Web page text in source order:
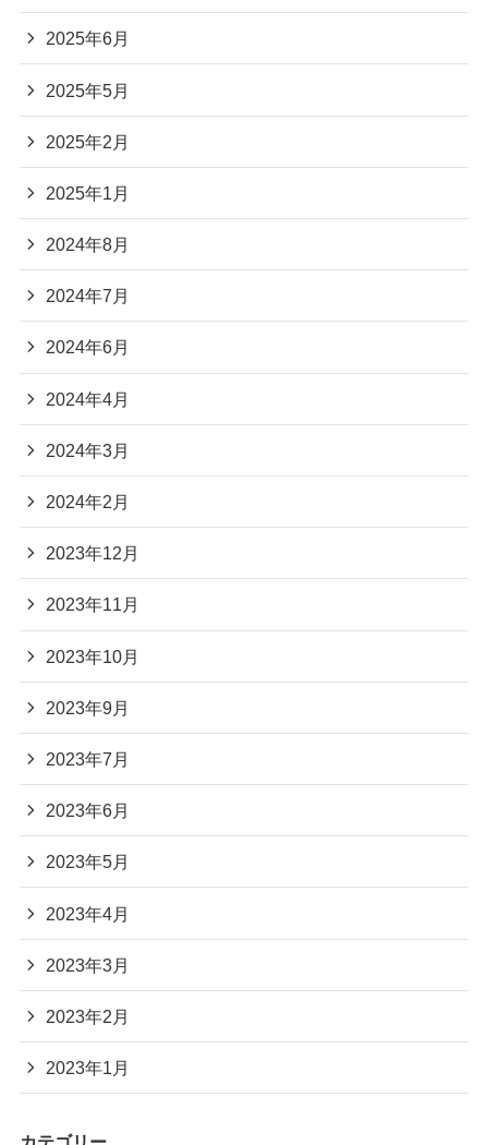
2025年6月
2025年5月
2025年2月
2025年1月
2024年8月
2024年7月
2024年6月
2024年4月
2024年3月
2024年2月
2023年12月
2023年11月
2023年10月
2023年9月
2023年7月
2023年6月
2023年5月
2023年4月
2023年3月
2023年2月
2023年1月